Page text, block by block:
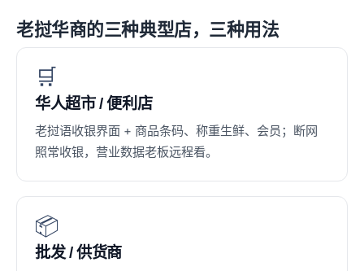
老挝华商的三种典型店，三种用法
🛒
华人超市 / 便利店
老挝语收银界面 + 商品条码、称重生鲜、会员；断网
照常收银，营业数据老板远程看。
📦
批发 / 供货商